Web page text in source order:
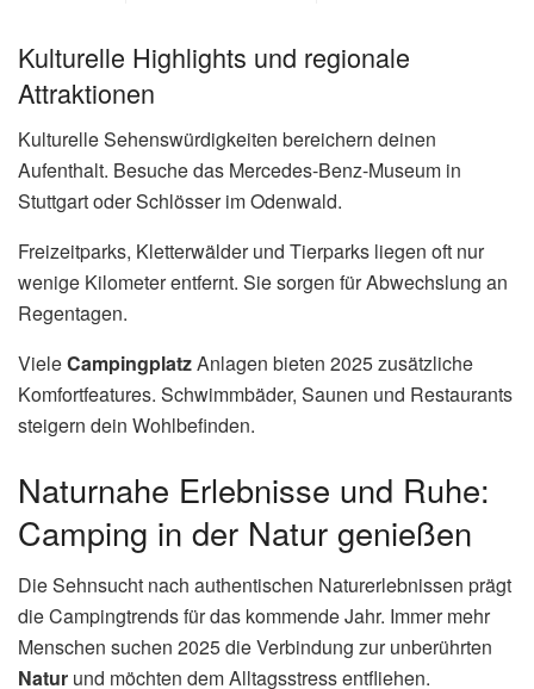
Kulturelle Highlights und regionale
Attraktionen
Kulturelle Sehenswürdigkeiten bereichern deinen
Aufenthalt. Besuche das Mercedes-Benz-Museum in
Stuttgart oder Schlösser im Odenwald.
Freizeitparks, Kletterwälder und Tierparks liegen oft nur
wenige Kilometer entfernt. Sie sorgen für Abwechslung an
Regentagen.
VieleCampingplatzAnlagen bieten 2025 zusätzliche
Komfortfeatures. Schwimmbäder, Saunen und Restaurants
steigern dein Wohlbefinden.
Naturnahe Erlebnisse und Ruhe:
Camping in der Natur genießen
Die Sehnsucht nach authentischen Naturerlebnissen prägt
die Campingtrends für das kommende Jahr. Immer mehr
Menschen suchen 2025 die Verbindung zur unberührten
Natur und möchten dem Alltagsstress entfliehen.